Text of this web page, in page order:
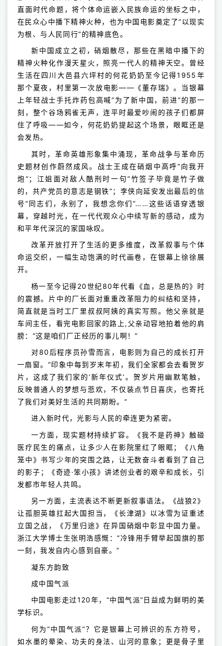
直面时代命题，将个体命运嵌入民族命运的坐标之中，
在民众心中播下精神火种，也为中国电影奠定了“以现实
为根、与人民同行”的精神底色。
新中国成立之初，硝烟散尽，那些在黑暗中播下的
精神火种化作漫天星火，照亮一代人的精神天空。曾经
生活在四川大邑县六坪村的何花奶奶至今记得1955年
那个夏夜，村里第一次放电影——《董存瑞》。当银幕
上年轻战士手托炸药包高喊“为了新中国，前进”的那一
刻，整个谷场鸦雀无声，连平时最爱吵闹的孩子们都屏
住了呼吸——如今，何花奶奶提起这个场景，眼眶还是
会发热。
其时，革命英雄形象集中涌现，革命战争与革命历
史题材创作蔚然成风。战士王成在硝烟中高呼“向我开
炮”；江姐面对敌人酷刑时一句“竹签子毕竟是竹子做
的，共产党员的意志是钢铁”；李侠向延安发出最后的信
号“同志们，永别了，我想念你们”……这些话语穿透银
幕，穿越时光，在一代代观众心中续写新的感动，成为
和平年代深沉的家国咏叹。
改革开放打开了生活的更多维度，改革叙事与个体
命运交织，一幅生动饱满的时代画卷，在银幕上徐徐展
开。
杨一至今记得20世纪80年代看《血，总是热的》时
的震撼。片中的厂长面对重重改革阻力的纠结和坚持，
简直就是当时工厂里叔叔阿姨的真实写照。他父亲就是
车间主任，看完电影回家的路上,父亲动容地拍着他的肩
膀：“这是咱们厂正经历的事儿啊！”
对80后程序员孙雪而言，电影则为自己的成长打开
一扇窗。“印象中每到岁末年初，我们全家都会去看贺岁
片，这成了我们家的‘新年仪式’。贺岁片用幽默笔触，
反映普通人的梦想与悲欢，不仅装点节日喜庆，也寄托
了我们对美好生活的共同期盼。”
进入新时代，光影与人民的牵连更为紧密。
一方面，现实题材持续扩容。《我不是药神》触碰
医疗民生的痛点，让多少人在影院里红了眼眶；《八角
笼中》书写少年的突围之路，让无数奋斗者看到了自己
的影子；《奇迹·笨小孩》讲述创业者的艰辛和成长，引
发都市年轻人共鸣。
另一方面，主流表达不断更新叙事语法。《战狼2》
让孤胆英雄扛起大国担当，《长津湖》以冰雪为证重述
立国之战，《万里归途》在异国硝烟中彰显中国力量。
浙江大学博士生张明浩感慨：“冷锋用手臂举起国旗的那
一刻，我发自内心感到自豪。”
凝东方韵致
成中国气派
中国电影走过120年，“中国气派”日益成为鲜明的美
学标识。
何为“中国气派”？它是银幕上可辨识的东方符号，
如水墨的晕染、功夫的身法、山河的意象；更是骨子里